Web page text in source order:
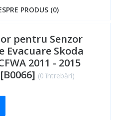
PRODUS (0)
pentru Senzor
Evacuare Skoda
2011 - 2015
(0 întrebări)